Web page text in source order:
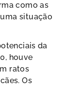
como as
situação
da
houve
ratos
Os